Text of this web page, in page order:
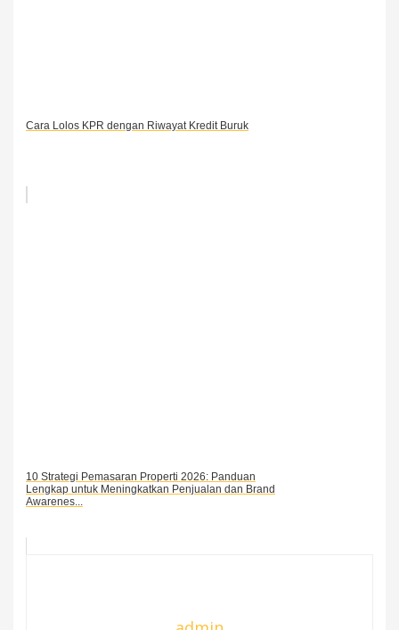
Cara Lolos KPR dengan Riwayat Kredit Buruk
10 Strategi Pemasaran Properti 2026: Panduan
Lengkap untuk Meningkatkan Penjualan dan Brand
Awarenes...